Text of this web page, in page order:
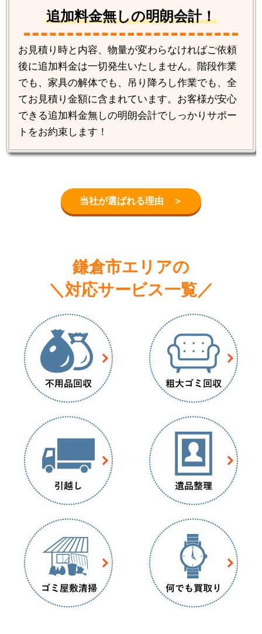
追加料金無しの明朗会計！
お見積り時と内容、物量が変わらなければご依頼
後に追加料金は一切発生いたしません。階段作業
でも、家具の解体でも、吊り降ろし作業でも、全
てお見積り金額に含まれています。お客様が安心
できる追加料金無しの明朗会計でしっかりサポー
トをお約束します！
当社が選ばれる理由 ＞
鎌倉市エリアの
＼対応サービス一覧／